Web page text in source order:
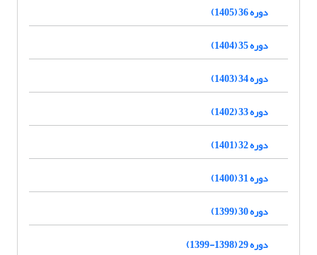
دوره 36 (1405)
دوره 35 (1404)
دوره 34 (1403)
دوره 33 (1402)
دوره 32 (1401)
دوره 31 (1400)
دوره 30 (1399)
دوره 29 (1398-1399)